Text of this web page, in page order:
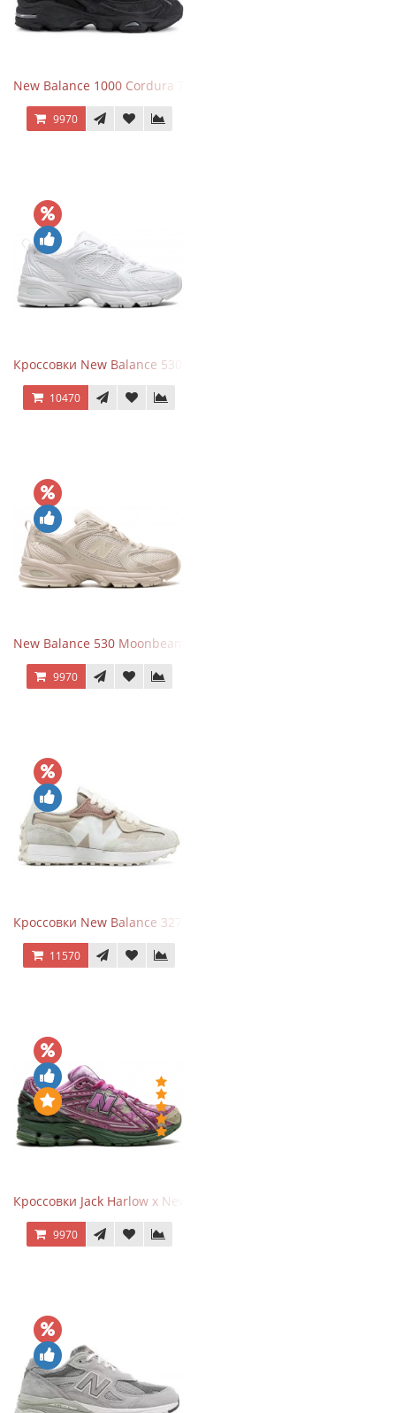
New Balance 1000 Cordura Trainers Black Cement
9970
Кроссовки New Balance 530 Total White Silver
10470
New Balance 530 Moonbeam Sea Salt
9970
Кроссовки New Balance 327 Beige Pink
11570
Кроссовки Jack Harlow x New Balance 1906r Kentucky Derby
9970